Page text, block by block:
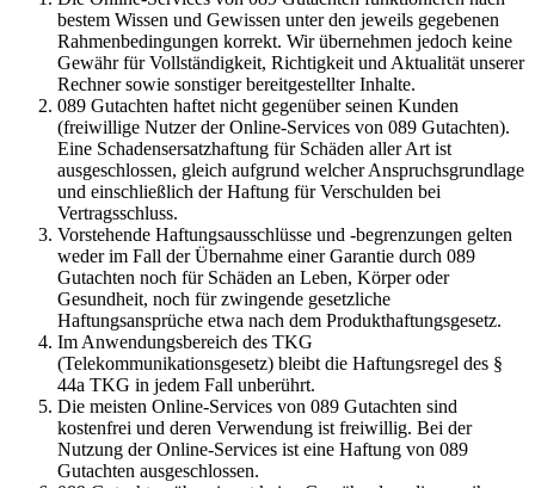
bestem Wissen und Gewissen unter den jeweils gegebenen
Rahmenbedingungen korrekt. Wir übernehmen jedoch keine
Gewähr für Vollständigkeit, Richtigkeit und Aktualität unserer
Rechner sowie sonstiger bereitgestellter Inhalte.
089 Gutachten haftet nicht gegenüber seinen Kunden
(freiwillige Nutzer der Online-Services von 089 Gutachten).
Eine Schadensersatzhaftung für Schäden aller Art ist
ausgeschlossen, gleich aufgrund welcher Anspruchsgrundlage
und einschließlich der Haftung für Verschulden bei
Vertragsschluss.
Vorstehende Haftungsausschlüsse und -begrenzungen gelten
weder im Fall der Übernahme einer Garantie durch 089
Gutachten noch für Schäden an Leben, Körper oder
Gesundheit, noch für zwingende gesetzliche
Haftungsansprüche etwa nach dem Produkthaftungsgesetz.
Im Anwendungsbereich des TKG
(Telekommunikationsgesetz) bleibt die Haftungsregel des §
44a TKG in jedem Fall unberührt.
Die meisten Online-Services von 089 Gutachten sind
kostenfrei und deren Verwendung ist freiwillig. Bei der
Nutzung der Online-Services ist eine Haftung von 089
Gutachten ausgeschlossen.